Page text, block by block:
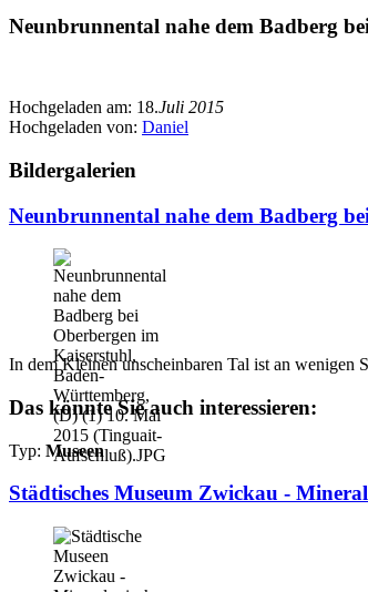
Neunbrunnental nahe dem Badberg
Hochgeladen am: 18.Juli 2015
Hochgeladen von: Daniel
Bildergalerien
Neunbrunnental nahe dem Badberg
In dem Kleinen unscheinbaren Tal ist an wenigen
Das könnte Sie auch interessieren:
Typ: Museen
Städtisches Museum Zwickau -